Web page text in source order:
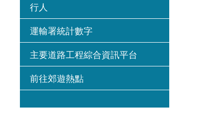
行人
運輸署統計數字
主要道路工程綜合資訊平台
前往郊遊熱點